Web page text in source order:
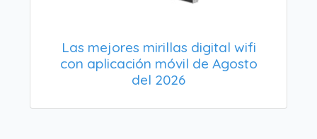
Las mejores mirillas digital wifi
con aplicación móvil de Agosto
del 2026